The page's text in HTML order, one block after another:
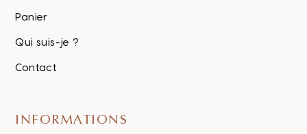
Panier
Qui suis-je ?
Contact
INFORMATIONS